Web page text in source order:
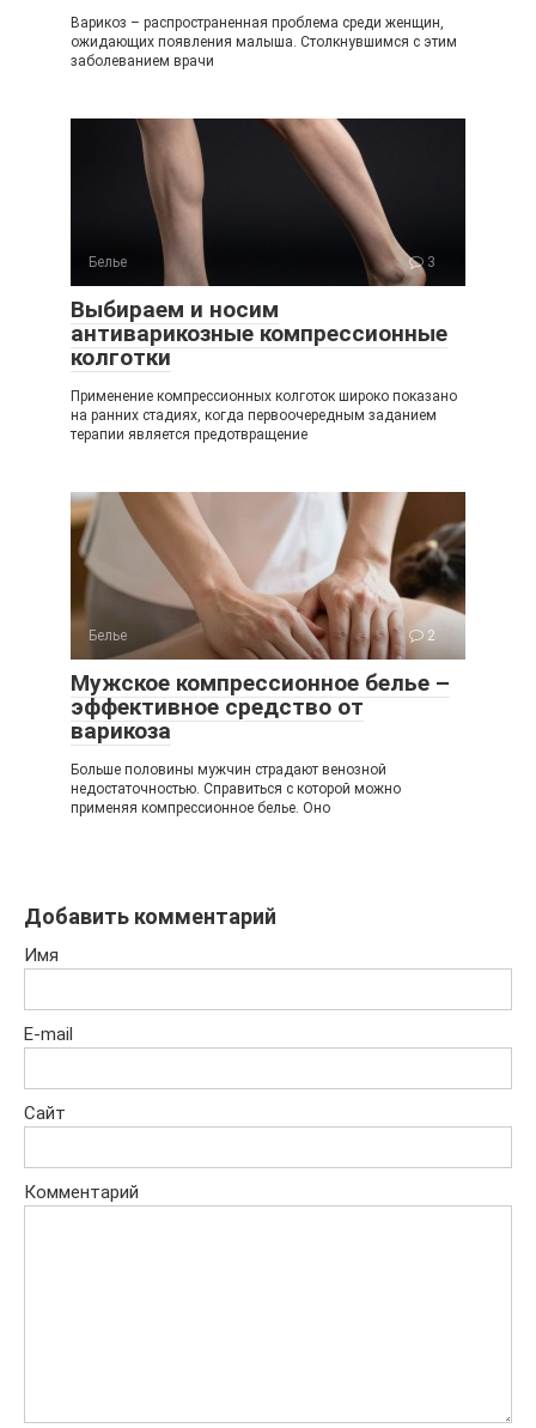
Варикоз – распространенная проблема среди женщин,
ожидающих появления малыша. Столкнувшимся с этим
заболеванием врачи
Белье 3
Выбираем и носим
антиварикозные компрессионные
колготки
Применение компрессионных колготок широко показано
на ранних стадиях, когда первоочередным заданием
терапии является предотвращение
Белье 2
Мужское компрессионное белье –
эффективное средство от
варикоза
Больше половины мужчин страдают венозной
недостаточностью. Справиться с которой можно
применяя компрессионное белье. Оно
Добавить комментарий
Имя
E-mail
Сайт
Комментарий